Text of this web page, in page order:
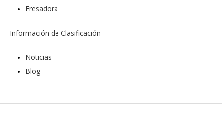
Fresadora
Información de Clasificación
Noticias
Blog